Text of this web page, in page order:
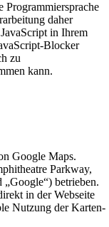
daher
in Ihrem
Blocker
zu
kann.
Google Maps.
Parkway,
betrieben.
in der Webseite
Nutzung der Karten-